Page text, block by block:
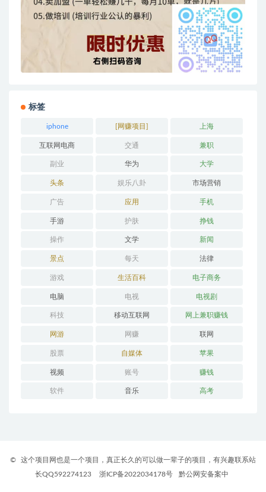
标签
iphone [网赚项目] 上海
互联网电商 交通 兼职
副业 华为 大学
头条 娱乐八卦 市场营销
广告 应用 手机
手游 护肤 挣钱
操作 文学 新闻
景点 每天 法律
游戏 生活百科 电子商务
电脑 电视 电视剧
科技 移动互联网 网上兼职赚钱
网游 网赚 联网
股票 自媒体 苹果
视频 账号 赚钱
软件 音乐 高考
©
这个项目网也是一个项目，真正长久的可以做一辈子的项目，有兴趣联系站
长QQ592274123
浙ICP备2022034178号 黔公网安备案中